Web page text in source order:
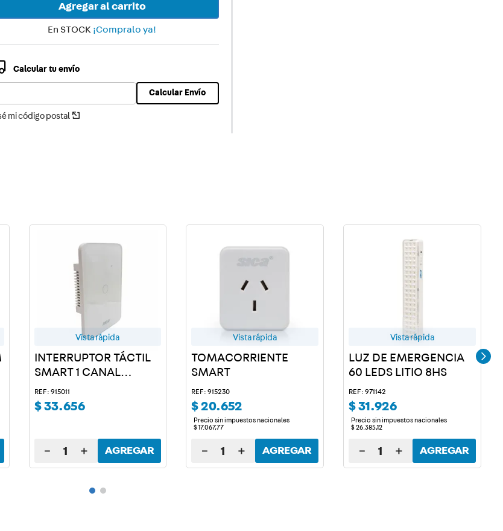
Agregar al carrito
En STOCK ¡Compralo ya!
Calcular tu envío
mi código postal
Calcular Envío
Vista rápida
INTERRUPTOR TÁCTIL
SMART 1 CANAL
BLANCO
REF: 915011
$33.656
＋
－ AGREGAR
Vista rápida
TOMACORRIENTE
SMART
REF: 915230
$20.652
Precio sin impuestos nacionales
$ 17.067,77
＋
－ AGREGAR
Vista rápida
LUZ DE EMERGENCIA
60 LEDS LITIO 8HS
REF: 971142
$31.926
Precio sin impuestos nacionales
$26 .385,12
＋
－ AGREGAR